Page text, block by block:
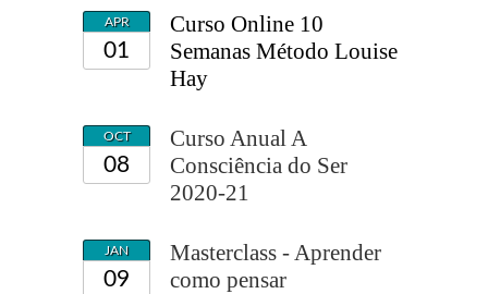
APR
01
Curso Online 10
Semanas Método Louise
Hay
OCT
08
Curso Anual A
Consciência do Ser
2020-21
JAN
09
Masterclass - Aprender
como pensar